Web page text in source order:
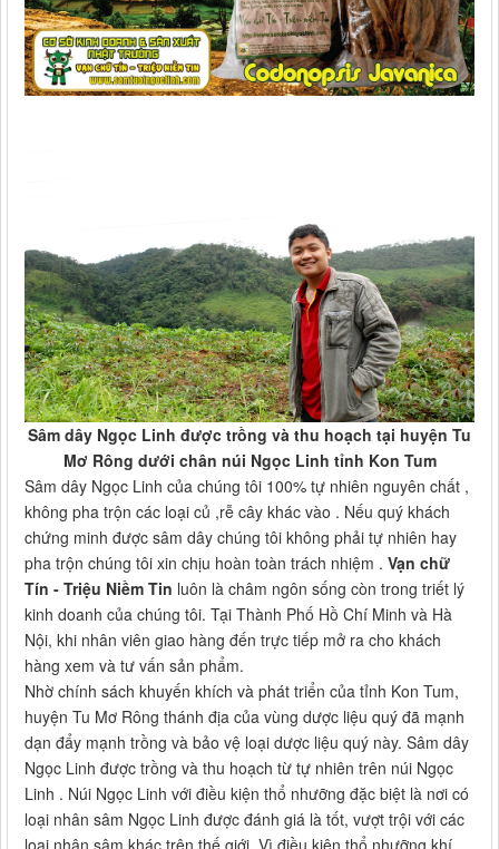
Sâm dây Ngọc Linh được trồng và thu hoạch tại huyện Tu
Mơ Rông dưới chân núi Ngọc Linh tỉnh Kon Tum
Sâm dây Ngọc Linh của chúng tôi 100% tự nhiên nguyên chất ,
không pha trộn các loại củ ,rễ cây khác vào . Nếu quý khách
chứng minh được sâm dây chúng tôi không phải tự nhiên hay
pha trộn chúng tôi xin chịu hoàn toàn trách nhiệm . Vạn chữ
Tín - Triệu Niềm Tin luôn là châm ngôn sống còn trong triết lý
kinh doanh của chúng tôi. Tại Thành Phố Hồ Chí Minh và Hà
Nội, khi nhân viên giao hàng đến trực tiếp mở ra cho khách
hàng xem và tư vấn sản phẩm.
Nhờ chính sách khuyến khích và phát triển của tỉnh Kon Tum,
huyện Tu Mơ Rông thánh địa của vùng dược liệu quý đã mạnh
dạn đẩy mạnh trồng và bảo vệ loại dược liệu quý này. Sâm dây
Ngọc Linh được trồng và thu hoạch từ tự nhiên trên núi Ngọc
Linh . Núi Ngọc Linh với điều kiện thổ nhưỡng đặc biệt là nơi có
loại nhân sâm Ngọc Linh được đánh giá là tốt, vượt trội với các
loại nhân sâm khác trên thế giới. Vì điều kiện thổ nhưỡng khí